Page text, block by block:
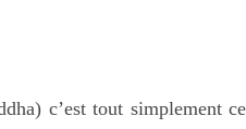
c’est tout simplement